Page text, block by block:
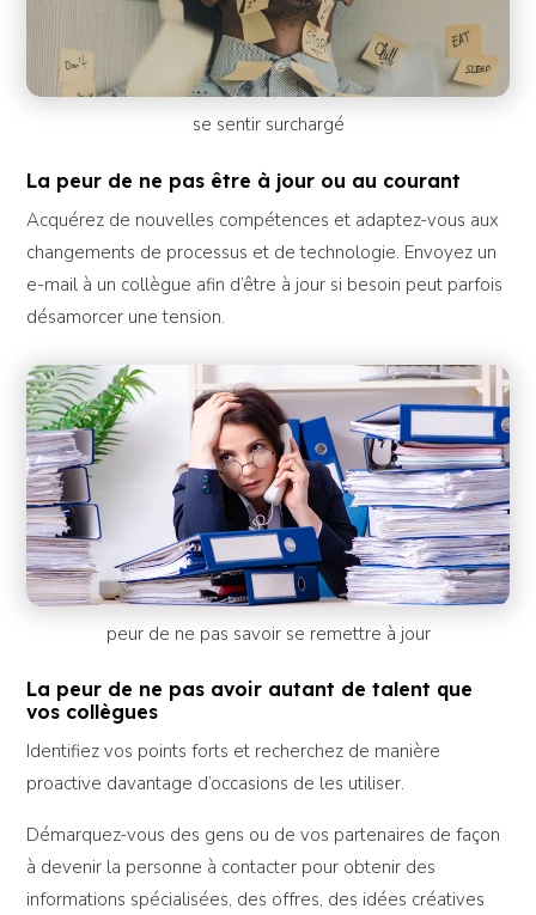
se sentir surchargé
La peur de ne pas être à jour ou au courant
Acquérez de nouvelles compétences et adaptez-vous aux
changements de processus et de technologie. Envoyez un
e-mail à un collègue afin d’être à jour si besoin peut parfois
désamorcer une tension.
peur de ne pas savoir se remettre à jour
La peur de ne pas avoir autant de talent que
vos collègues
Identifiez vos points forts et recherchez de manière
proactive davantage d’occasions de les utiliser.
Démarquez-vous des gens ou de vos partenaires de façon
à devenir la personne à contacter pour obtenir des
informations spécialisées, des offres, des idées créatives